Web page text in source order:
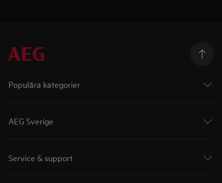
Populära kategorier
AEG Sverige
Service & support